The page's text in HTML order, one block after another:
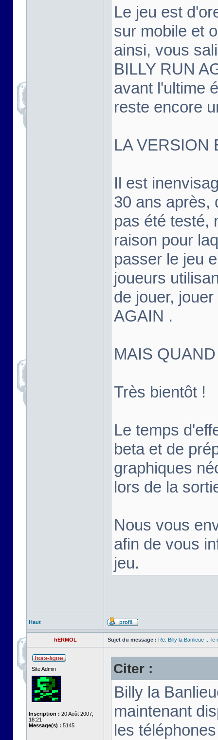
Le jeu est
sur mobile et
ainsi, vous
BILLY RUN
avant l'ultime
reste encore
LA VERSION
Il est
30 ans après,
pas été testé,
raison pour
passer le jeu
joueurs
de jouer,
AGAIN .
MAIS
Très bientôt !
Le temps
beta et de
graphiques
lors de la
Nous vous
afin de vous
jeu.
Haut
hERMOL Sujet du message : Re: Billy la Banlieue ... le
Site Admin
Inscription : 20 Août 2007,
18:21
Message(s) : 5145
Citer :
Billy la
maintenant
les